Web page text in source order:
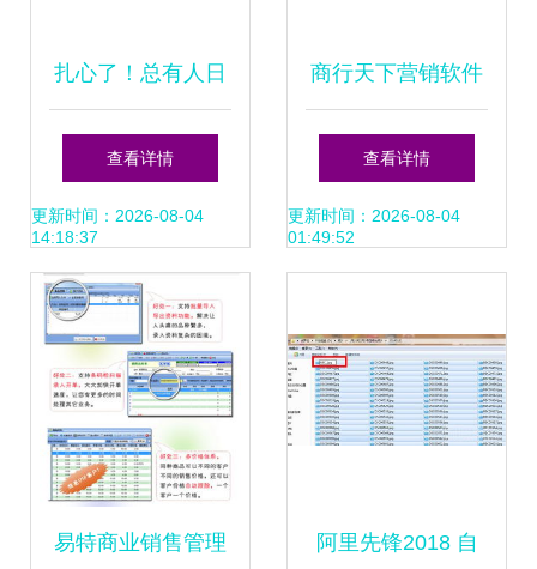
扎心了！总有人日
入过万，只因他们
用好了小程序软件
外包服务
查看详情
更新时间：2026-08-04
14:18:37
商行天下营销软件
与软件外包服务的
崛起与变革
查看详情
更新时间：2026-08-04
01:49:52
易特商业销售管理 阿里先锋2018 自